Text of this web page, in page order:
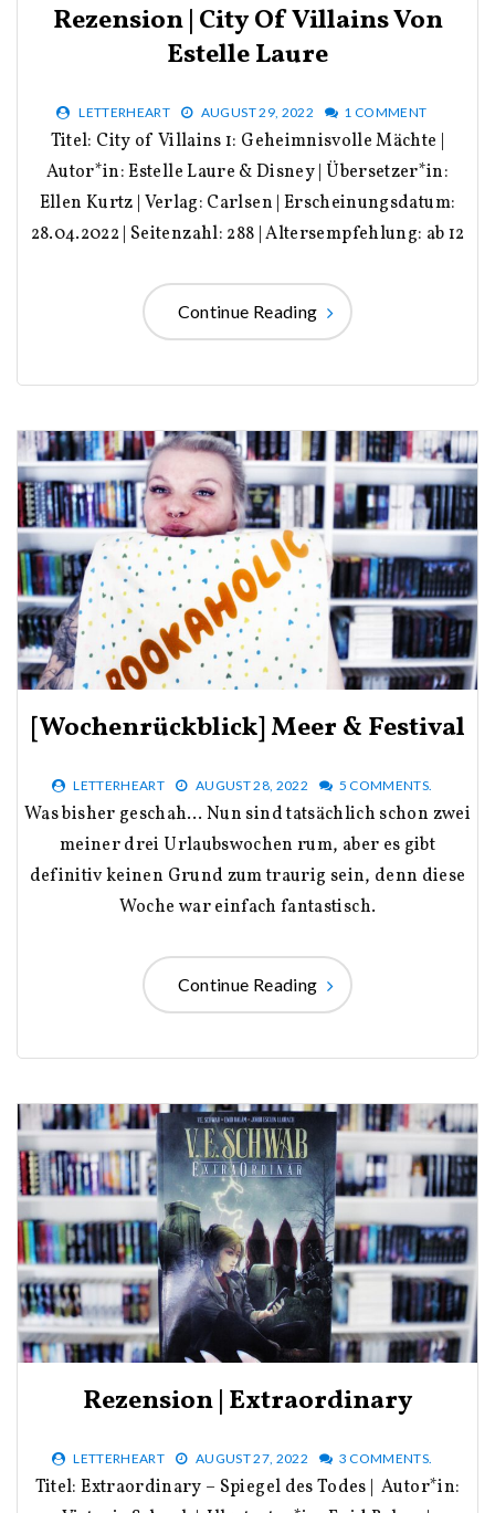
Rezension | City Of Villains Von
Estelle Laure
LETTERHEART AUGUST 29, 2022 1 COMMENT
Titel: City of Villains 1: Geheimnisvolle Mächte |
Autor*in: Estelle Laure & Disney | Übersetzer*in:
Ellen Kurtz | Verlag: Carlsen | Erscheinungsdatum:
28.04.2022 | Seitenzahl: 288 | Altersempfehlung: ab 12
Continue Reading
[Wochenrückblick] Meer & Festival
LETTERHEART AUGUST 28, 2022 5 COMMENTS.
Was bisher geschah… Nun sind tatsächlich schon zwei
meiner drei Urlaubswochen rum, aber es gibt
definitiv keinen Grund zum traurig sein, denn diese
Woche war einfach fantastisch.
Continue Reading
Rezension | Extraordinary
LETTERHEART AUGUST 27, 2022 3 COMMENTS.
Titel: Extraordinary – Spiegel des Todes | Autor*in: